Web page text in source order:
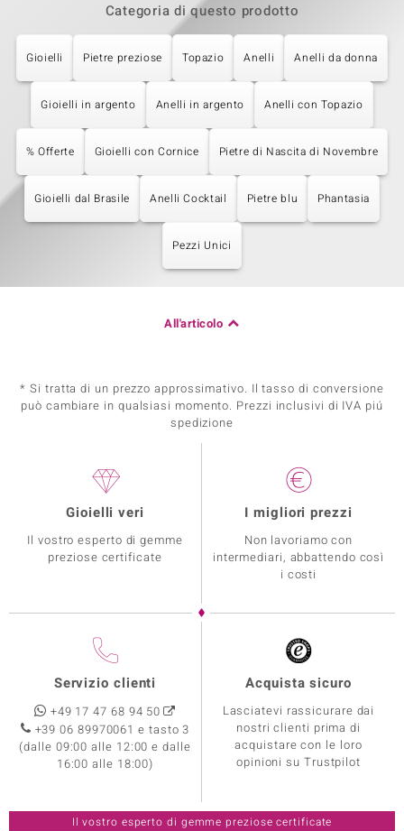
Categoria di questo prodotto
Gioielli Pietre preziose Topazio Anelli Anelli da donna
Gioielli in argento Anelli in argento Anelli con Topazio
% Offerte Gioielli con Cornice Pietre di Nascita di Novembre
Gioielli dal Brasile Anelli Cocktail Pietre blu Phantasia
Pezzi Unici
All'articolo
* Si tratta di un prezzo approssimativo. Il tasso di conversione
può cambiare in qualsiasi momento. Prezzi inclusivi di IVA piú
spedizione
Gioielli veri
Il vostro esperto di gemme
preziose certificate
I migliori prezzi
Non lavoriamo con
intermediari, abbattendo così
i costi
Servizio clienti
+49 17 47 68 94 50
+39 06 89970061 e tasto 3
(dalle 09:00 alle 12:00 e dalle
16:00 alle 18:00)
Acquista sicuro
Lasciatevi rassicurare dai
nostri clienti prima di
acquistare con le loro
opinioni su Trustpilot
Il vostro esperto di gemme preziose certificate